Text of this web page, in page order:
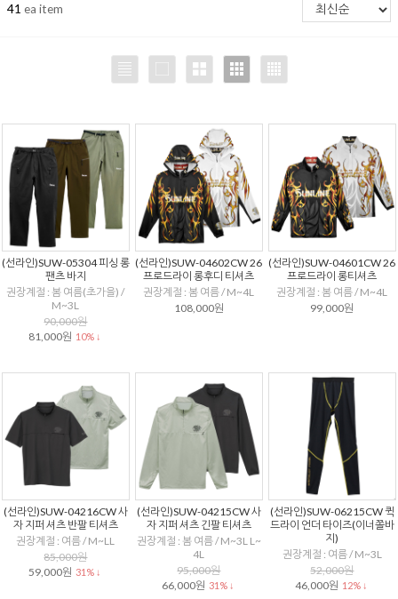
41 ea item
(선라인)SUW-05304 피싱 롱
팬츠 바지
권장계절 : 봄 여름(초가을) /
M~3L
90,000원
81,000원 10% ↓
(선라인)SUW-04602CW 26
프로드라이 롱후디 티셔츠
권장계절 : 봄 여름 / M~4L
108,000원
(선라인)SUW-04601CW 26
프로드라이 롱티셔츠
권장계절 : 봄 여름 / M~4L
99,000원
(선라인)SUW-04216CW 사
자 지퍼 셔츠 반팔 티셔츠
권장계절 : 여름 / M~LL
85,000원
59,000원 31% ↓
(선라인)SUW-04215CW 사
자 지퍼 셔츠 긴팔 티셔츠
권장계절 : 봄 여름 / M~3L L~
4L
95,000원
66,000원 31% ↓
(선라인)SUW-06215CW 퀵
드라이 언더 타이즈(이너쫄바
지)
권장계절 : 여름 / M~3L
52,000원
46,000원 12% ↓